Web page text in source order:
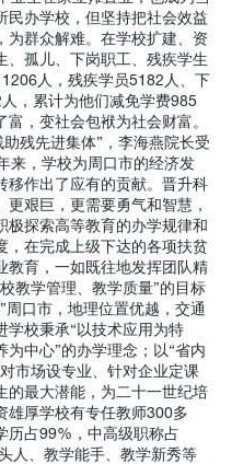
民办学校，但坚持把社会效益
为群众解难。在学校扩建、资
、孤儿、下岗职工、残疾学生
人，残疾学员5182人、下
，累计为他们减免学费985
，变社会包袱为社会财富。
残先进集体”，李海燕院长受
来，学校为周口市的经济发
移作出了应有的贡献。晋升科
艰巨，更需要勇气和智慧，
极探索高等教育的办学规律和
，在完成上级下达的各项扶贫
教育，一如既往地发挥团队精
教学管理、教学质量”的目标
周口市，地理位置优越，交通
学校秉承“以技术应用为特
中心”的办学理念；以“省内
市场设专业、针对企业定课
的最大潜能，为二十一世纪培
雄厚学校有专任教师300多
历占99%，中高级职称占
人、教学能手、教学新秀等